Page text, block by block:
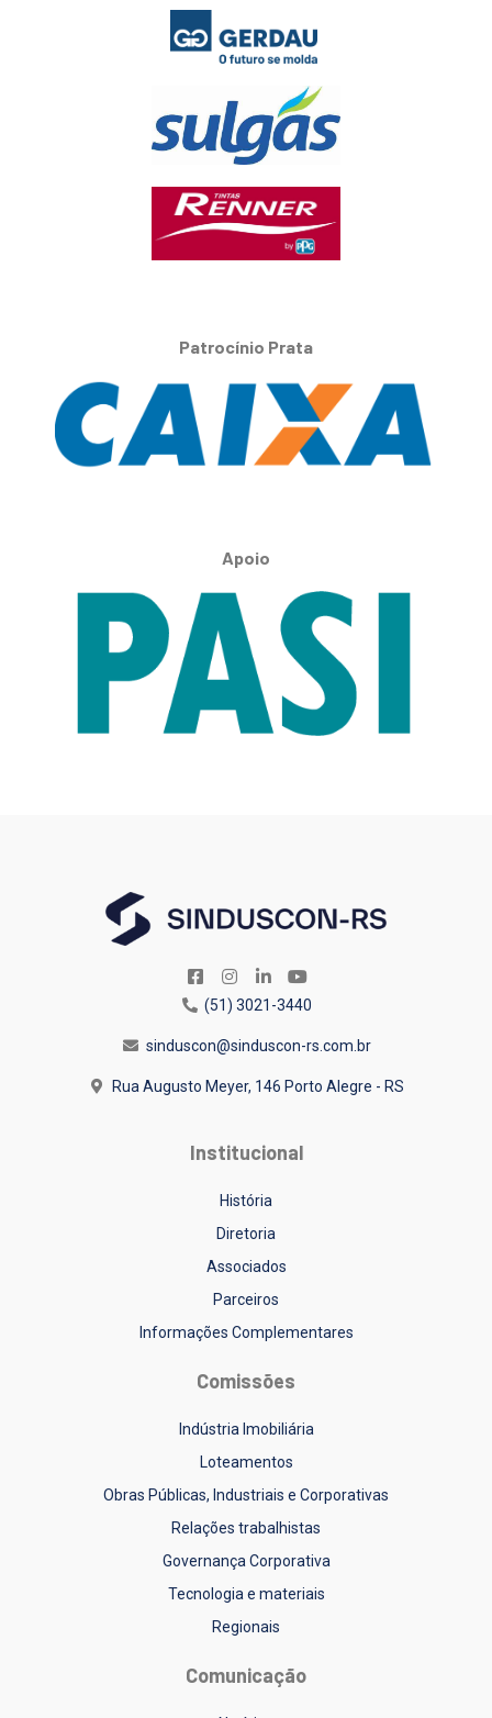
Patrocínio Prata
Apoio
(51) 3021-3440
sinduscon@sinduscon-rs.com.br
Rua Augusto Meyer, 146 Porto Alegre - RS
Institucional
História
Diretoria
Associados
Parceiros
Informações Complementares
Comissões
Indústria Imobiliária
Loteamentos
Obras Públicas, Industriais e Corporativas
Relações trabalhistas
Governança Corporativa
Tecnologia e materiais
Regionais
Comunicação